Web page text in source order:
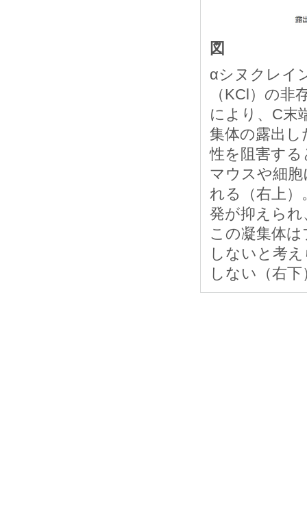
図
αシヌクレイ
（KCl）の
により、C末
集体の露出
性を阻害す
マウスや細
れる（右上）
発が抑えられ
この凝集体
しないと考
しない（右下